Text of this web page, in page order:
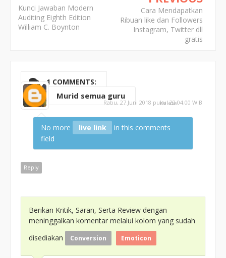
Kunci Jawaban Modern
Auditing Eighth Edition
William C. Boynton
Cara Mendapatkan
Ribuan like dan Followers
Instagram, Twitter dll
gratis
1 COMMENTS:
Murid semua guru
Rabu, 27 Juni 2018 pukul 22.04.00 WIB
delete
No more live link
in this comments
field
Reply
Berikan Kritik, Saran, Serta Review dengan
meninggalkan komentar melalui kolom yang sudah
disediakan
Conversion Emoticon